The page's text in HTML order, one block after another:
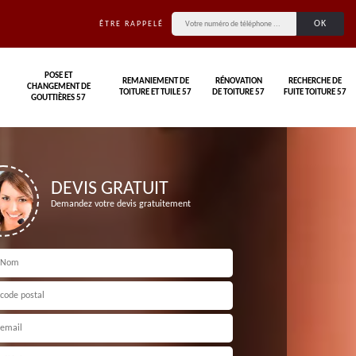
ÊTRE RAPPELÉ
POSE ET
CHANGEMENT DE
GOUTTIÈRES 57
REMANIEMENT DE
TOITURE ET TUILE 57
RÉNOVATION
DE TOITURE 57
RECHERCHE DE
FUITE TOITURE 57
DEVIS GRATUIT
Demandez votre devis gratuitement